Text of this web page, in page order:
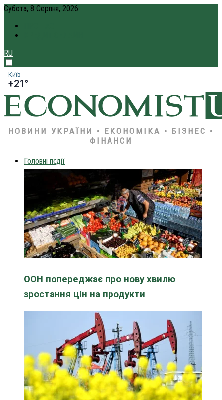
Субота, 8 Серпня, 2026
RU
Київ
+21°
НОВИНИ УКРАЇНИ • ЕКОНОМІКА • БІЗНЕС •
ФІНАНСИ
Головні події
ООН попереджає про нову хвилю
зростання цін на продукти